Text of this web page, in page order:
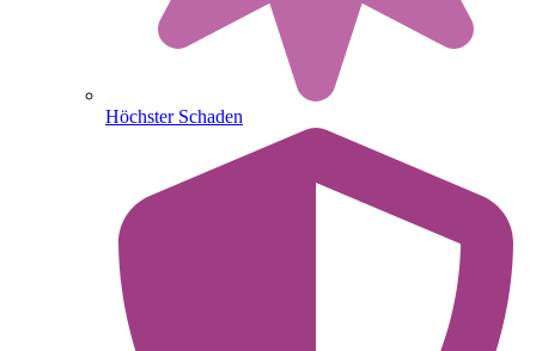
Höchster Schaden